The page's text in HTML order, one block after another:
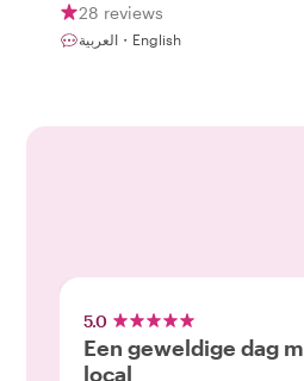
28 reviews
العربية・English
5.0
Een geweldige dag
local